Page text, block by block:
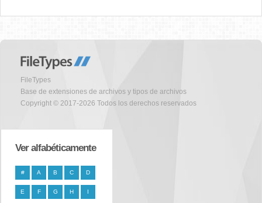
FileTypes
Base de extensiones de archivos y tipos de archivos
Copyright © 2017-2026 Todos los derechos reservados
Ver alfabéticamente
# A B C D
E F G H I